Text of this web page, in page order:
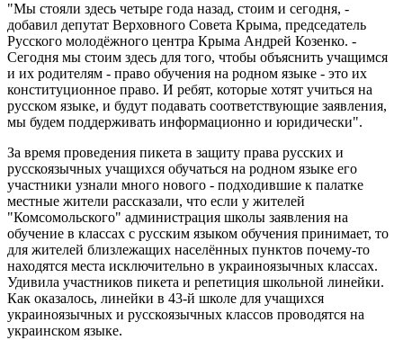
"Мы стояли здесь четыре года назад, стоим и сегодня, -
добавил депутат Верховного Совета Крыма, председатель
Русского молодёжного центра Крыма Андрей Козенко. -
Сегодня мы стоим здесь для того, чтобы объяснить учащимся
и их родителям - право обучения на родном языке - это их
конституционное право. И ребят, которые хотят учиться на
русском языке, и будут подавать соответствующие заявления,
мы будем поддерживать информационно и юридически".
За время проведения пикета в защиту права русских и
русскоязычных учащихся обучаться на родном языке его
участники узнали много нового - подходившие к палатке
местные жители рассказали, что если у жителей
"Комсомольского" администрация школы заявления на
обучение в классах с русским языком обучения принимает, то
для жителей близлежащих населённых пунктов почему-то
находятся места исключительно в украиноязычных классах.
Удивила участников пикета и репетиция школьной линейки.
Как оказалось, линейки в 43-й школе для учащихся
украиноязычных и русскоязычных классов проводятся на
украинском языке.